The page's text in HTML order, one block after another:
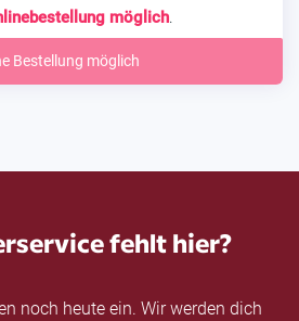
möglich.
Bestellung möglich
fehlt hier?
noch heute ein. Wir werden dich